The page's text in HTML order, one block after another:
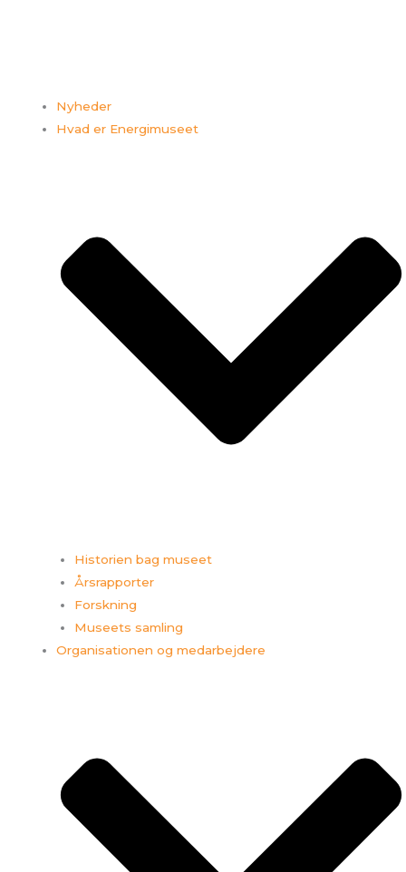
Nyheder
Hvad er Energimuseet
Historien bag museet
Årsrapporter
Forskning
Museets samling
Organisationen og medarbejdere